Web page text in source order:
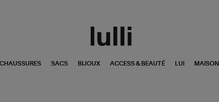
CHAUSSURES SACS BIJOUX ACCESS & BEAUTÉ LUI MAISON